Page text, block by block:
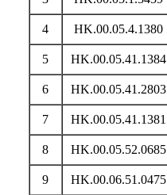
4 HK.00.05.4.1380
5 HK.00.05.41.1384
6
HK.00.05.41.2803
7
HK.00.05.41.1381
8 HK.00.05.52.0685
9 HK.00.06.51.0475